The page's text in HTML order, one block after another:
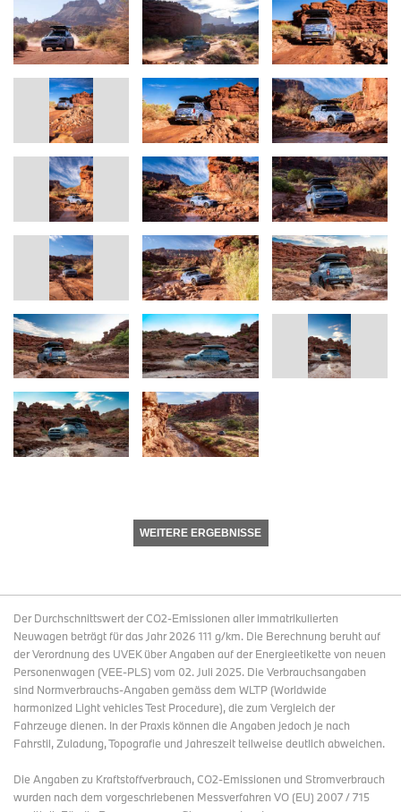
WEITERE ERGEBNISSE
Der Durchschnittswert der CO2-Emissionen aller immatrikulierten
Neuwagen beträgt für das Jahr 2026 111 g/km. Die Berechnung beruht auf
der Verordnung des UVEK über Angaben auf der Energieetikette von neuen
Personenwagen (VEE-PLS) vom 02. Juli 2025. Die Verbrauchsangaben
sind Normverbrauchs-Angaben gemäss dem WLTP (Worldwide
harmonized Light vehicles Test Procedure), die zum Vergleich der
Fahrzeuge dienen. In der Praxis können die Angaben jedoch je nach
Fahrstil, Zuladung, Topografie und Jahreszeit teilweise deutlich abweichen.
Die Angaben zu Kraftstoffverbrauch, CO2-Emissionen und Stromverbrauch
wurden nach dem vorgeschriebenen Messverfahren VO (EU) 2007 / 715